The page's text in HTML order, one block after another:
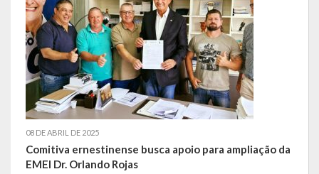
LEIS ORDINÁRIAS
LEIS COMPLEMENTARES
DECRETOS
Conselhos Municipais
08 DE ABRIL DE 2025
Comitiva ernestinense busca apoio para ampliação da
EMEI Dr. Orlando Rojas